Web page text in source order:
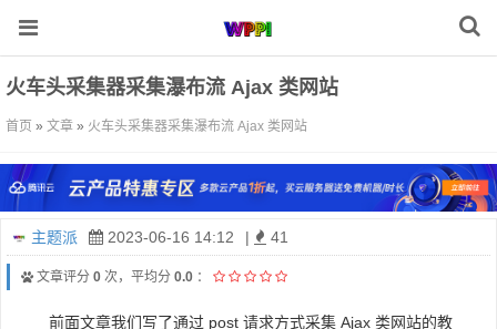
火车头采集器采集瀑布流 Ajax 类网站
首页 » 文章 » 火车头采集器采集瀑布流 Ajax 类网站
主题派 2023-06-16 14:12 | 41
文章评分 0 次，平均分 0.0 ：
前面文章我们写了通过 post 请求方式采集 Ajax 类网站的教